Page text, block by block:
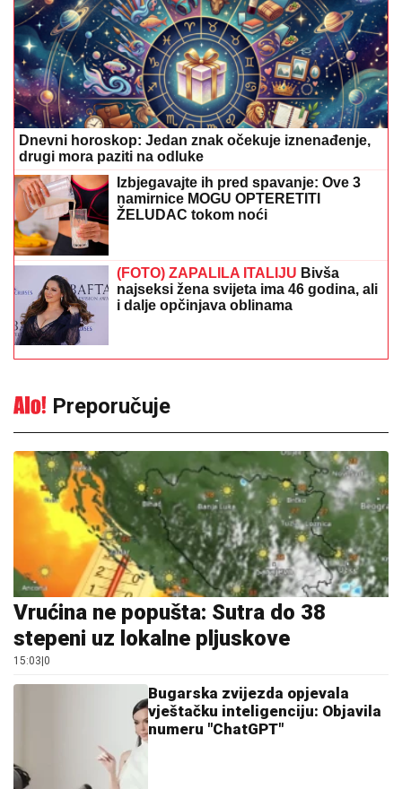
Dnevni horoskop: Jedan znak očekuje iznenađenje,
drugi mora paziti na odluke
Izbjegavajte ih pred spavanje: Ove 3
namirnice MOGU OPTERETITI
ŽELUDAC tokom noći
(FOTO) ZAPALILA ITALIJU Bivša
najseksi žena svijeta ima 46 godina, ali
i dalje opčinjava oblinama
Preporučuje
Vrućina ne popušta: Sutra do 38
stepeni uz lokalne pljuskove
15:03 0
Bugarska zvijezda opjevala
vještačku inteligenciju: Objavila
numeru "ChatGPT"